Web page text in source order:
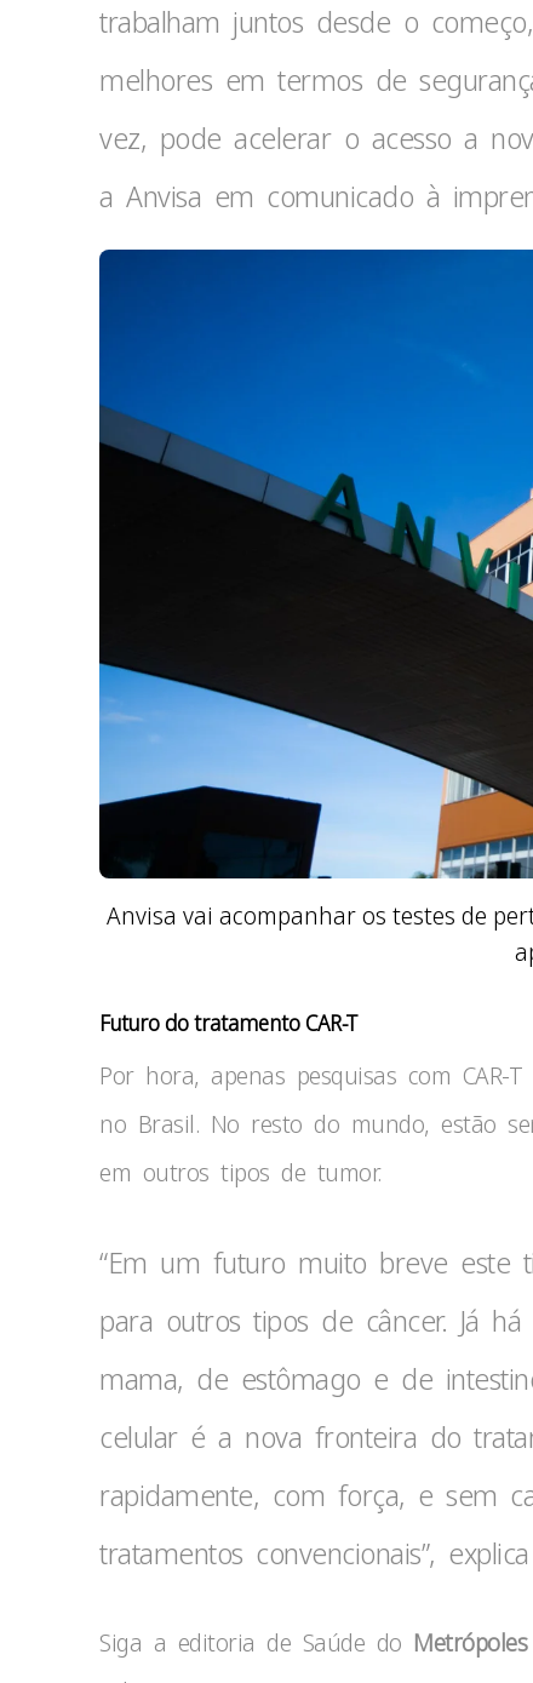
trabalham juntos desde o
melhores em termos de
vez, pode acelerar o acesso a
a Anvisa em comunicado à
Anvisa vai acompanhar os testes de
Futuro do tratamento CAR-T
Por hora, apenas pesquisas com
no Brasil. No resto do mundo, estão
em outros tipos de tumor.
“Em um futuro muito breve este
para outros tipos de câncer. Já
mama, de estômago e de
celular é a nova fronteira do
rapidamente, com força, e sem
tratamentos convencionais”,
Siga a editoria de Saúde do Metrópoles